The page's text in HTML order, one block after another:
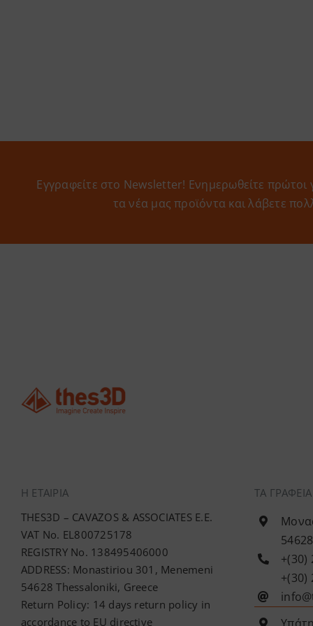
Εγγραφείτε στο Newsletter! Eνημερωθείτε πρώτοι
τα νέα μας προϊόντα και λάβετε
Η ΕΤΑΙΡΊΑ
THES3D – CAVAZOS & ASSOCIATES E.E.
VAT No. EL800725178
REGISTRY No. 138495406000
ADDRESS: Monastiriou 301, Menemeni
54628 Thessaloniki, Greece
Return Policy: 14 days return policy in
accordance to EU directive
ΤΑ
+(30)
+(30)